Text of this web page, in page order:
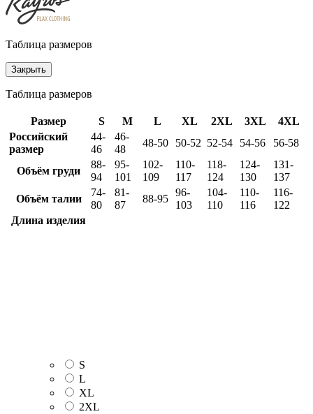
Таблица размеров
Закрыть
Таблица размеров
Размер S M L XL 2XL 3XL
4XL
Российский
размер
44-
46
46-
48
48-50 50-52 52-54 54-56 56-58
Объём груди
88-
94
95-
101
102-
109
110-
117
118-
124
124-
130
131-
137
Объём талии
74-
80
81-
87
88-95
96-
103
104-
110
110-
116
116-
122
Длина изделия
S
L
XL
2XL